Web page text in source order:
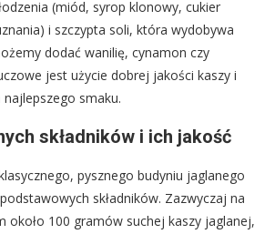
(miód, syrop klonowy, cukier
i szczypta soli, która wydobywa
dodać wanilię, cynamon czy
jest użycie dobrej jakości kaszy i
smaku.
składników i ich jakość
pysznego budyniu jaglanego
składników. Zazwyczaj na
około 100 gramów suchej kaszy jaglanej,